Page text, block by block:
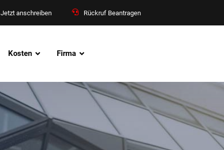
Jetzt anschreiben Rückruf Beantragen
Kosten Firma